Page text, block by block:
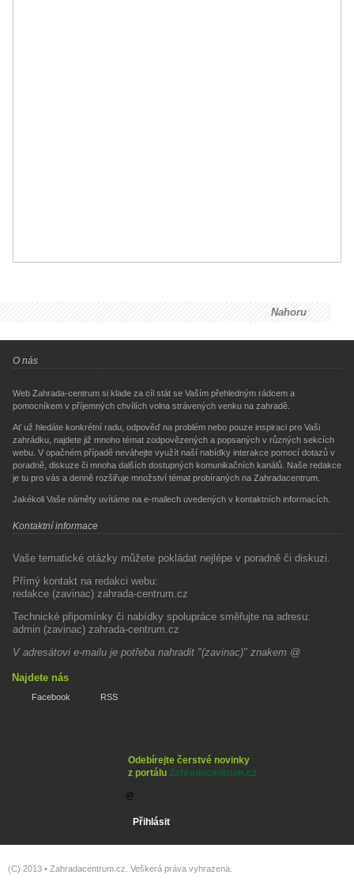
Nahoru
O nás
Web Zahrada-centrum si klade za cíl stát se Vaším přehledným rádcem a
pomocníkem v příjemných chvílích volna strávených venku na zahradě.
Ať už hledáte konkrétní radu, odpověď na problém nebo pouze inspiraci pro Vaši
zahrádku, najdete již mnoho témat zodpovězených a popsaných v různých sekcích
webu. V opačném případě neváhejte využít naší nabídky interakce pomocí dotazů v
poradně, diskuze či mnoha dalších dostupných komunikačních kanálů. Naše redakce
je tu pro vás a denně rozšiřuje množství témat probíraných na Zahradacentrum.
Jakékoli Vaše náměty uvítáme na e-mailech uvedených v kontaktních informacích.
Kontaktní informace
Vaše tematické otázky můžete pokládat nejlépe v poradně či diskuzi.
Přímý kontakt na redakci webu:
redakce (zavinac) zahrada-centrum.cz
Technické připomínky či nabídky spolupráce směřujte na adresu:
admin (zavinac) zahrada-centrum.cz
V adresátovi e-mailu je potřeba nahradit "(zavinac)" znakem @
Najdete nás
Facebook RSS
Odebírejte čerstvé novinky
z portálu Zahradacentrum.cz
(C) 2013 • Zahradacentrum.cz . Veškerá práva vyhrazena.